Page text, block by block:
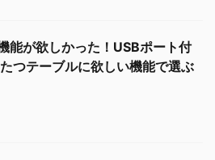
能が欲しかった！USBポート付
つテーブルに欲しい機能で選ぶ